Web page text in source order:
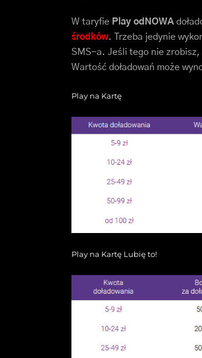
W taryfie Play odNOWA
środków. Trzeba jedynie
SMS-a. Jeśli tego nie zrobisz,
Wartość doładowań może
Play na Kartę
Play na Kartę Lubię to!